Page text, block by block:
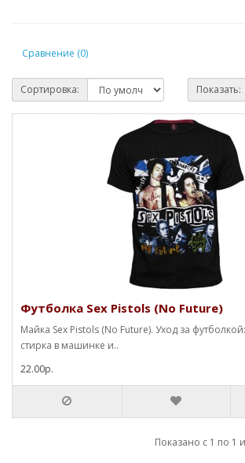
Сравнение (0)
Сортировка: Показать:
Футболка Sex Pistols (No Future)
Майка Sex Pistols (No Future). Уход за
стирка в машинке и..
22.00р.
Показано с 1 по 1